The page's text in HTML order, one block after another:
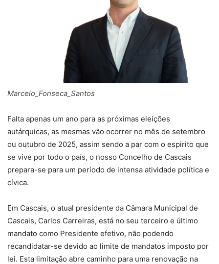
Marcelo_Fonseca_Santos
Falta apenas um ano para as próximas eleições
autárquicas, as mesmas vão ocorrer no mês de setembro
ou outubro de 2025, assim sendo a par com o espirito que
se vive por todo o país, o nosso Concelho de Cascais
prepara-se para um período de intensa atividade política e
cívica.
Em Cascais, o atual presidente da Câmara Municipal de
Cascais, Carlos Carreiras, está no seu terceiro e último
mandato como Presidente efetivo, não podendo
recandidatar-se devido ao limite de mandatos imposto por
lei. Esta limitação abre caminho para uma renovação na